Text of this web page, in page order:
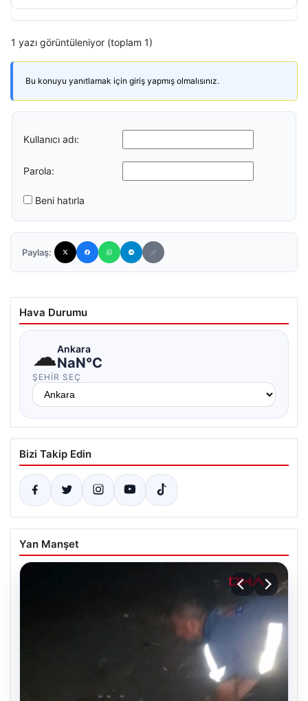
1 yazı görüntüleniyor (toplam 1)
Bu konuyu yanıtlamak için giriş yapmış olmalısınız.
Kullanıcı adı:
Parola:
Beni hatırla
Paylaş:
Hava Durumu
☁Ankara
NaN°C
ŞEHIR SEÇ
Bizi Takip Edin
Yan Manşet